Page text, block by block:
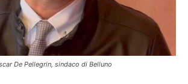
De Pellegrin, sindaco di Belluno